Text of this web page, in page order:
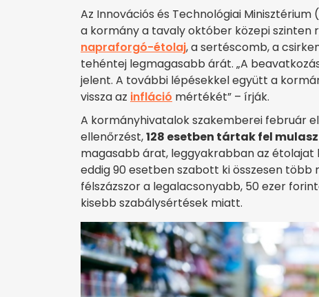
Az Innovációs és Technológiai
a kormány a tavaly október közepi szinten
napraforgó-étolaj, a sertéscomb, a
tehéntej legmagasabb árát. „A
jelent. A további lépésekkel együtt a
vissza az infláció mértékét” – írják.
A kormányhivatalok szakemberei február
ellenőrzést,128 esetben tártak fel
magasabb árat, leggyakrabban az
eddig 90 esetben szabott ki összesen
félszázszor a legalacsonyabb, 50 ezer
kisebb szabálysértések miatt.